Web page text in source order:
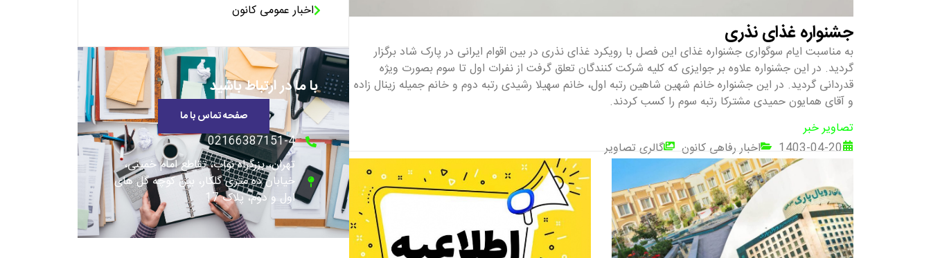
جشنواره غذای نذری
به مناسبت ایام سوگواری جشنواره غذای این فصل با رویکرد غذای نذری در بین اقوام ایرانی در پارک شاد برگزار
گردید. در این جشنواره علاوه بر جوایزی که کلیه شرکت کنندگان تعلق گرفت از نفرات اول تا سوم بصورت ویژه
قدردانی گردید. در این جشنواره خانم شهین شاهین رتبه اول، خانم سهیلا رشیدی رتبه دوم و خانم جمیله زینال زاده
و آقای همایون حمیدی مشترکا رتبه سوم را کسب کردند.
تصاویر خبر
1403-04-20
اخبار رفاهی کانون گالری تصاویر
اخبار عمومی کانون
با ما در ارتباط باشید
صفحه تماس با ما
02166387151-4
تهران، بزرگراه نواب، تقاطع امام خمینی،
خیابان ده متری گلکار، بین کوچه گل های
اول و دوم، پلاک 17